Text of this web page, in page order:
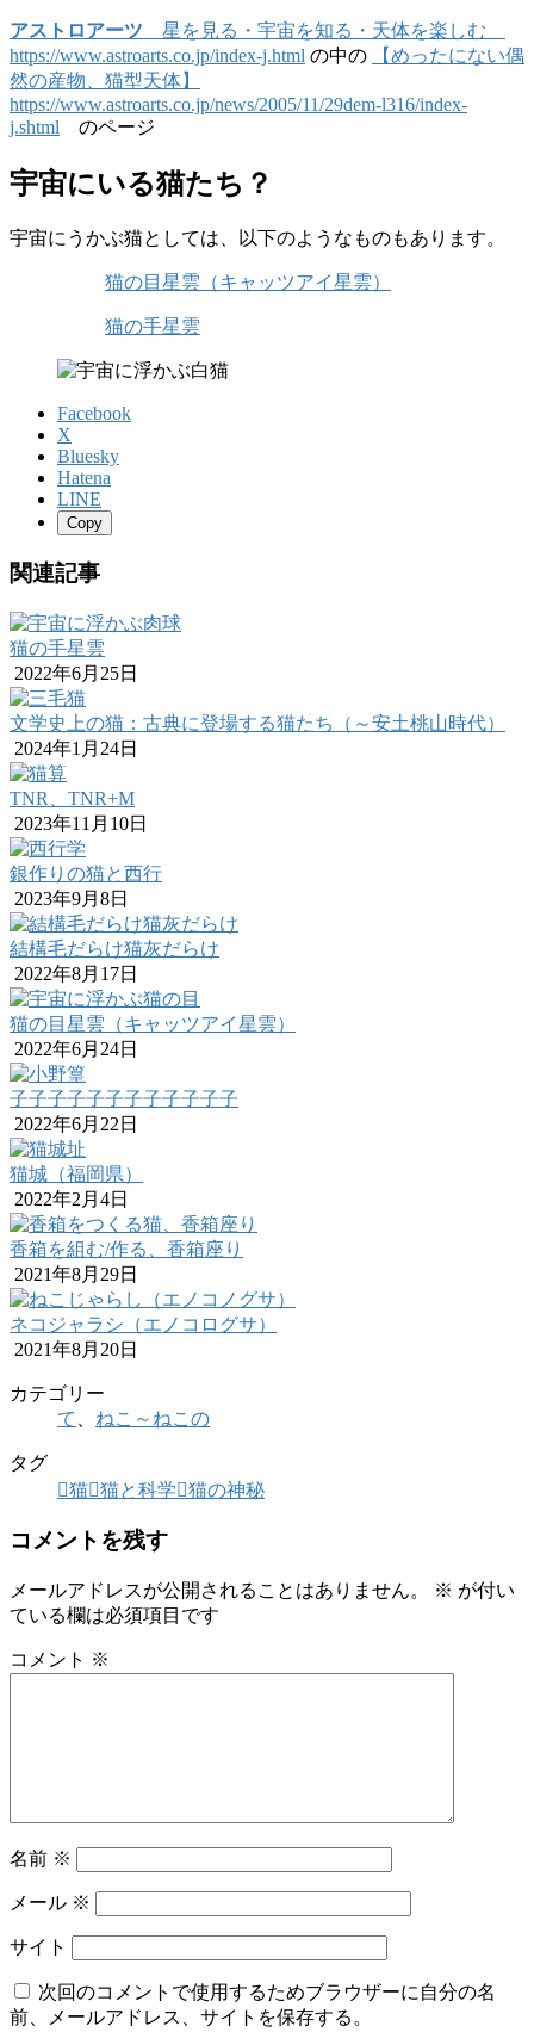
アストロアーツ 星を見る・宇宙を知る・天体を楽しむ
https://www.astroarts.co.jp/index-j.html の中の
【めったにない偶
然の産物、猫型天体】
https://www.astroarts.co.jp/news/2005/11/29dem-l316/index-
j.shtml のページ
宇宙にいる猫たち？
宇宙にうかぶ猫としては、以下のようなものもあります。
猫の目星雲（キャッツアイ星雲）
猫の手星雲
Facebook
X
Bluesky
Hatena
LINE
Copy
関連記事
猫の手星雲
2022年6月25日
文学史上の猫：古典に登場する猫たち（～安土桃山時代）
2024年1月24日
TNR、TNR+M
2023年11月10日
銀作りの猫と西行
2023年9月8日
結構毛だらけ猫灰だらけ
2022年8月17日
猫の目星雲（キャッツアイ星雲）
2022年6月24日
子子子子子子子子子子子子
2022年6月22日
猫城（福岡県）
2022年2月4日
香箱を組む/作る、香箱座り
2021年8月29日
ネコジャラシ（エノコログサ）
2021年8月20日
カテゴリー
て
ねこ～ねこの
タグ
猫 猫と科学 猫の神秘
コメントを残す
メールアドレスが公開されることはありません。 ※ が付い
ている欄は必須項目です
コメント ※
名前 ※
メール ※
サイト
次回のコメントで使用するためブラウザーに自分の名
前、メールアドレス、サイトを保存する。